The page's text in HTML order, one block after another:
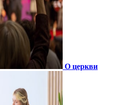
О церкви